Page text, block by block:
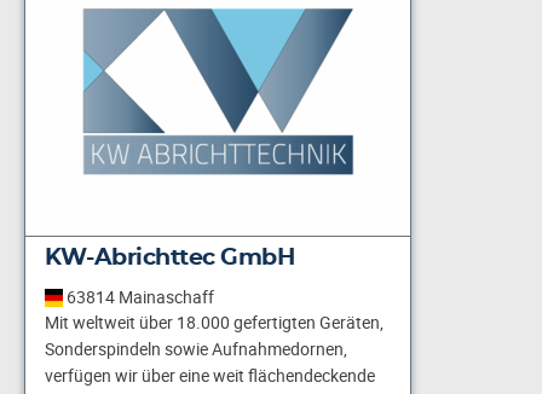
KW-Abrichttec GmbH
63814 Mainaschaff
Mit weltweit über 18.000 gefertigten Geräten,
Sonderspindeln sowie Aufnahmedornen,
verfügen wir über eine weit flächendeckende